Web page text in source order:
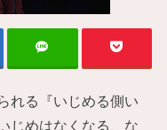
れる『いじめる側い
じめはなくなる、な